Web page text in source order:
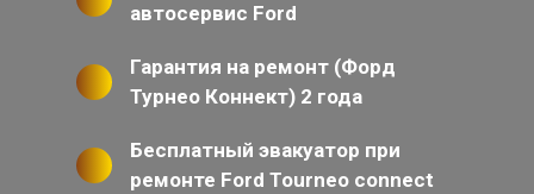
автосервис Ford
Гарантия на ремонт (Форд
Турнео Коннект) 2 года
Бесплатный эвакуатор при
ремонте Ford Tourneo connect